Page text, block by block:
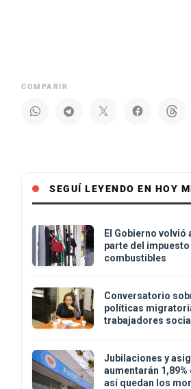
COMPARIR
SEGUÍ LEYENDO EN HOY
El Gobierno volvió
parte del impuesto
combustibles
Conversatorio
políticas
trabajadores
Jubilaciones y
aumentarán 1,89%
así quedan los